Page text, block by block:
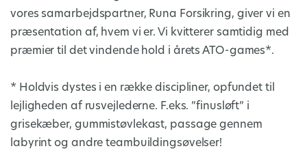
vores samarbejdspartner, Runa Forsikring, giver vi en
præsentation af, hvem vi er. Vi kvitterer samtidig med
præmier til det vindende hold i årets ATO-games*.
* Holdvis dystes i en række discipliner, opfundet til
lejligheden af rusvejlederne. F.eks. ”finusløft” i
grisekæber, gummistøvlekast, passage gennem
labyrint og andre teambuildingsøvelser!